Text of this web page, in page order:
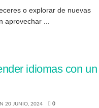
o explorar de nuevas
aprovechar ...
idiomas con un
20 JUNIO, 2024 0